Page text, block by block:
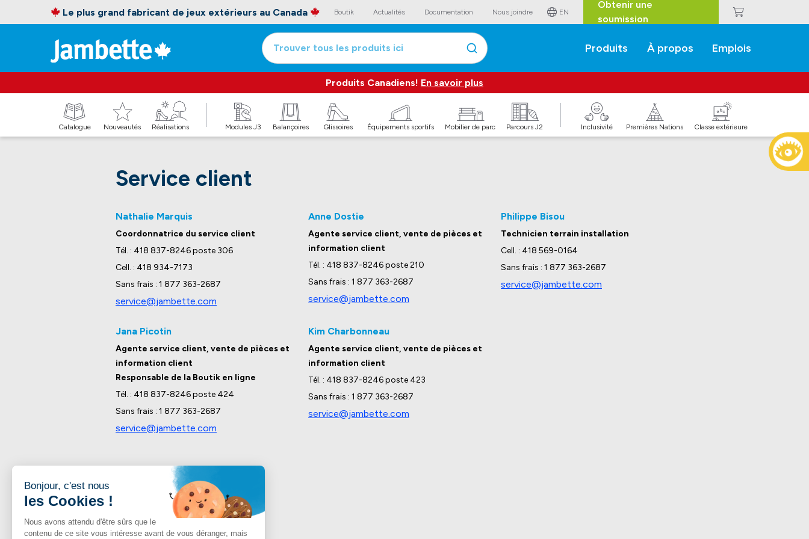
Le plus grand fabricant de jeux extérieurs au Canada Boutik Actualités Documentation Nous joindre EN
Obtenir une
soumission
Trouver tous les produits ici Produits À propos Emplois
Produits Canadiens! En savoir plus
Catalogue Nouveautés Réalisations Modules J3 Balançoires Glissoires Équipements sportifs Mobilier de parc Parcours J2 Inclusivité Premières Nations Classe extérieure
Service client
Nathalie Marquis
Coordonnatrice du service client
Tél. : 418 837-8246 poste 306
Cell. : 418 934-7173
Sans frais : 1 877 363-2687
service@jambette.com
Anne Dostie
Agente service client, vente de pièces et
information client
Tél. : 418 837-8246 poste 210
Sans frais : 1 877 363-2687
service@jambette.com
Philippe Bisou
Technicien terrain installation
Cell. : 418 569-0164
Sans frais : 1 877 363-2687
service@jambette.com
Jana Picotin
Agente service client, vente de pièces et
information client
Responsable de la Boutik en ligne
Tél. : 418 837-8246 poste 424
Sans frais : 1 877 363-2687
service@jambette.com
Kim Charbonneau
Agente service client, vente de pièces et
information client
Tél. : 418 837-8246 poste 423
Sans frais : 1 877 363-2687
service@jambette.com